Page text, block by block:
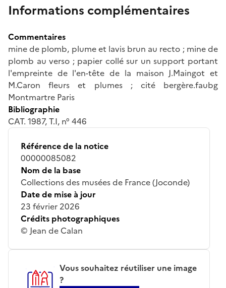
Informations complémentaires
Commentaires
mine de plomb, plume et lavis brun au recto ; mine de
plomb au verso ; papier collé sur un support portant
l'empreinte de l'en-tête de la maison J.Maingot et
M.Caron fleurs et plumes ; cité bergère.faubg
Montmartre Paris
Bibliographie
CAT. 1987, T.I, n° 446
Référence de la notice
00000085082
Nom de la base
Collections des musées de France (Joconde)
Date de mise à jour
23 février 2026
Crédits photographiques
© Jean de Calan
Vous souhaitez réutiliser une image
?